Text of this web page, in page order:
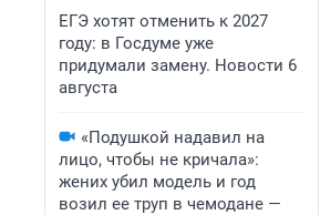
ЕГЭ хотят отменить к 2027
году: в Госдуме уже
придумали замену. Новости 6
августа
«Подушкой надавил на
лицо, чтобы не кричала»:
жених убил модель и год
возил ее труп в чемодане —